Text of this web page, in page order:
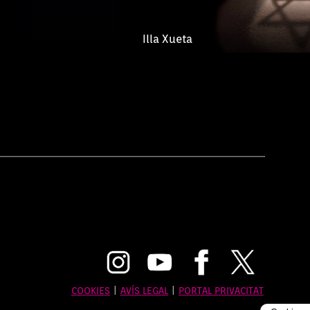
Illa Xueta
COOKIES| AVÍS LEGAL| PORTAL PRIVACITAT